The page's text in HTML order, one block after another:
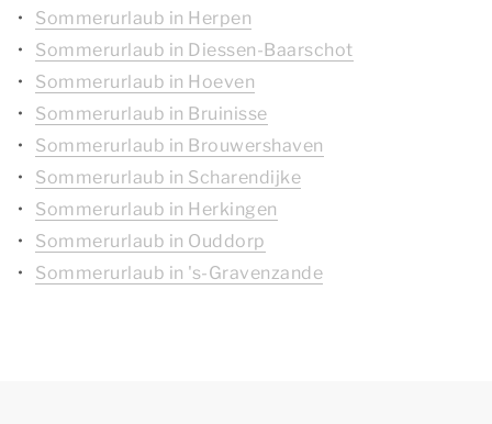
Sommerurlaub in Herpen
Sommerurlaub in Diessen-Baarschot
Sommerurlaub in Hoeven
Sommerurlaub in Bruinisse
Sommerurlaub in Brouwershaven
Sommerurlaub in Scharendijke
Sommerurlaub in Herkingen
Sommerurlaub in Ouddorp
Sommerurlaub in 's-Gravenzande